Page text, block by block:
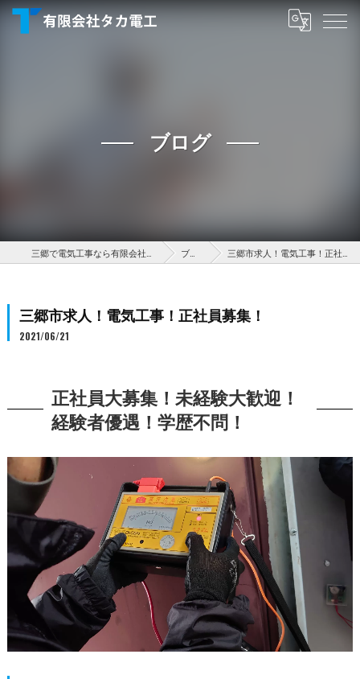
ブログ
ブログ 三郷市求人！電気工事！正社員募集！
三郷市求人！電気工事！正社員募集！
2021/06/21
正社員大募集！未経験大歓迎！
経験者優遇！学歴不問！